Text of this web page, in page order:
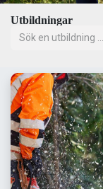
Utbildningar